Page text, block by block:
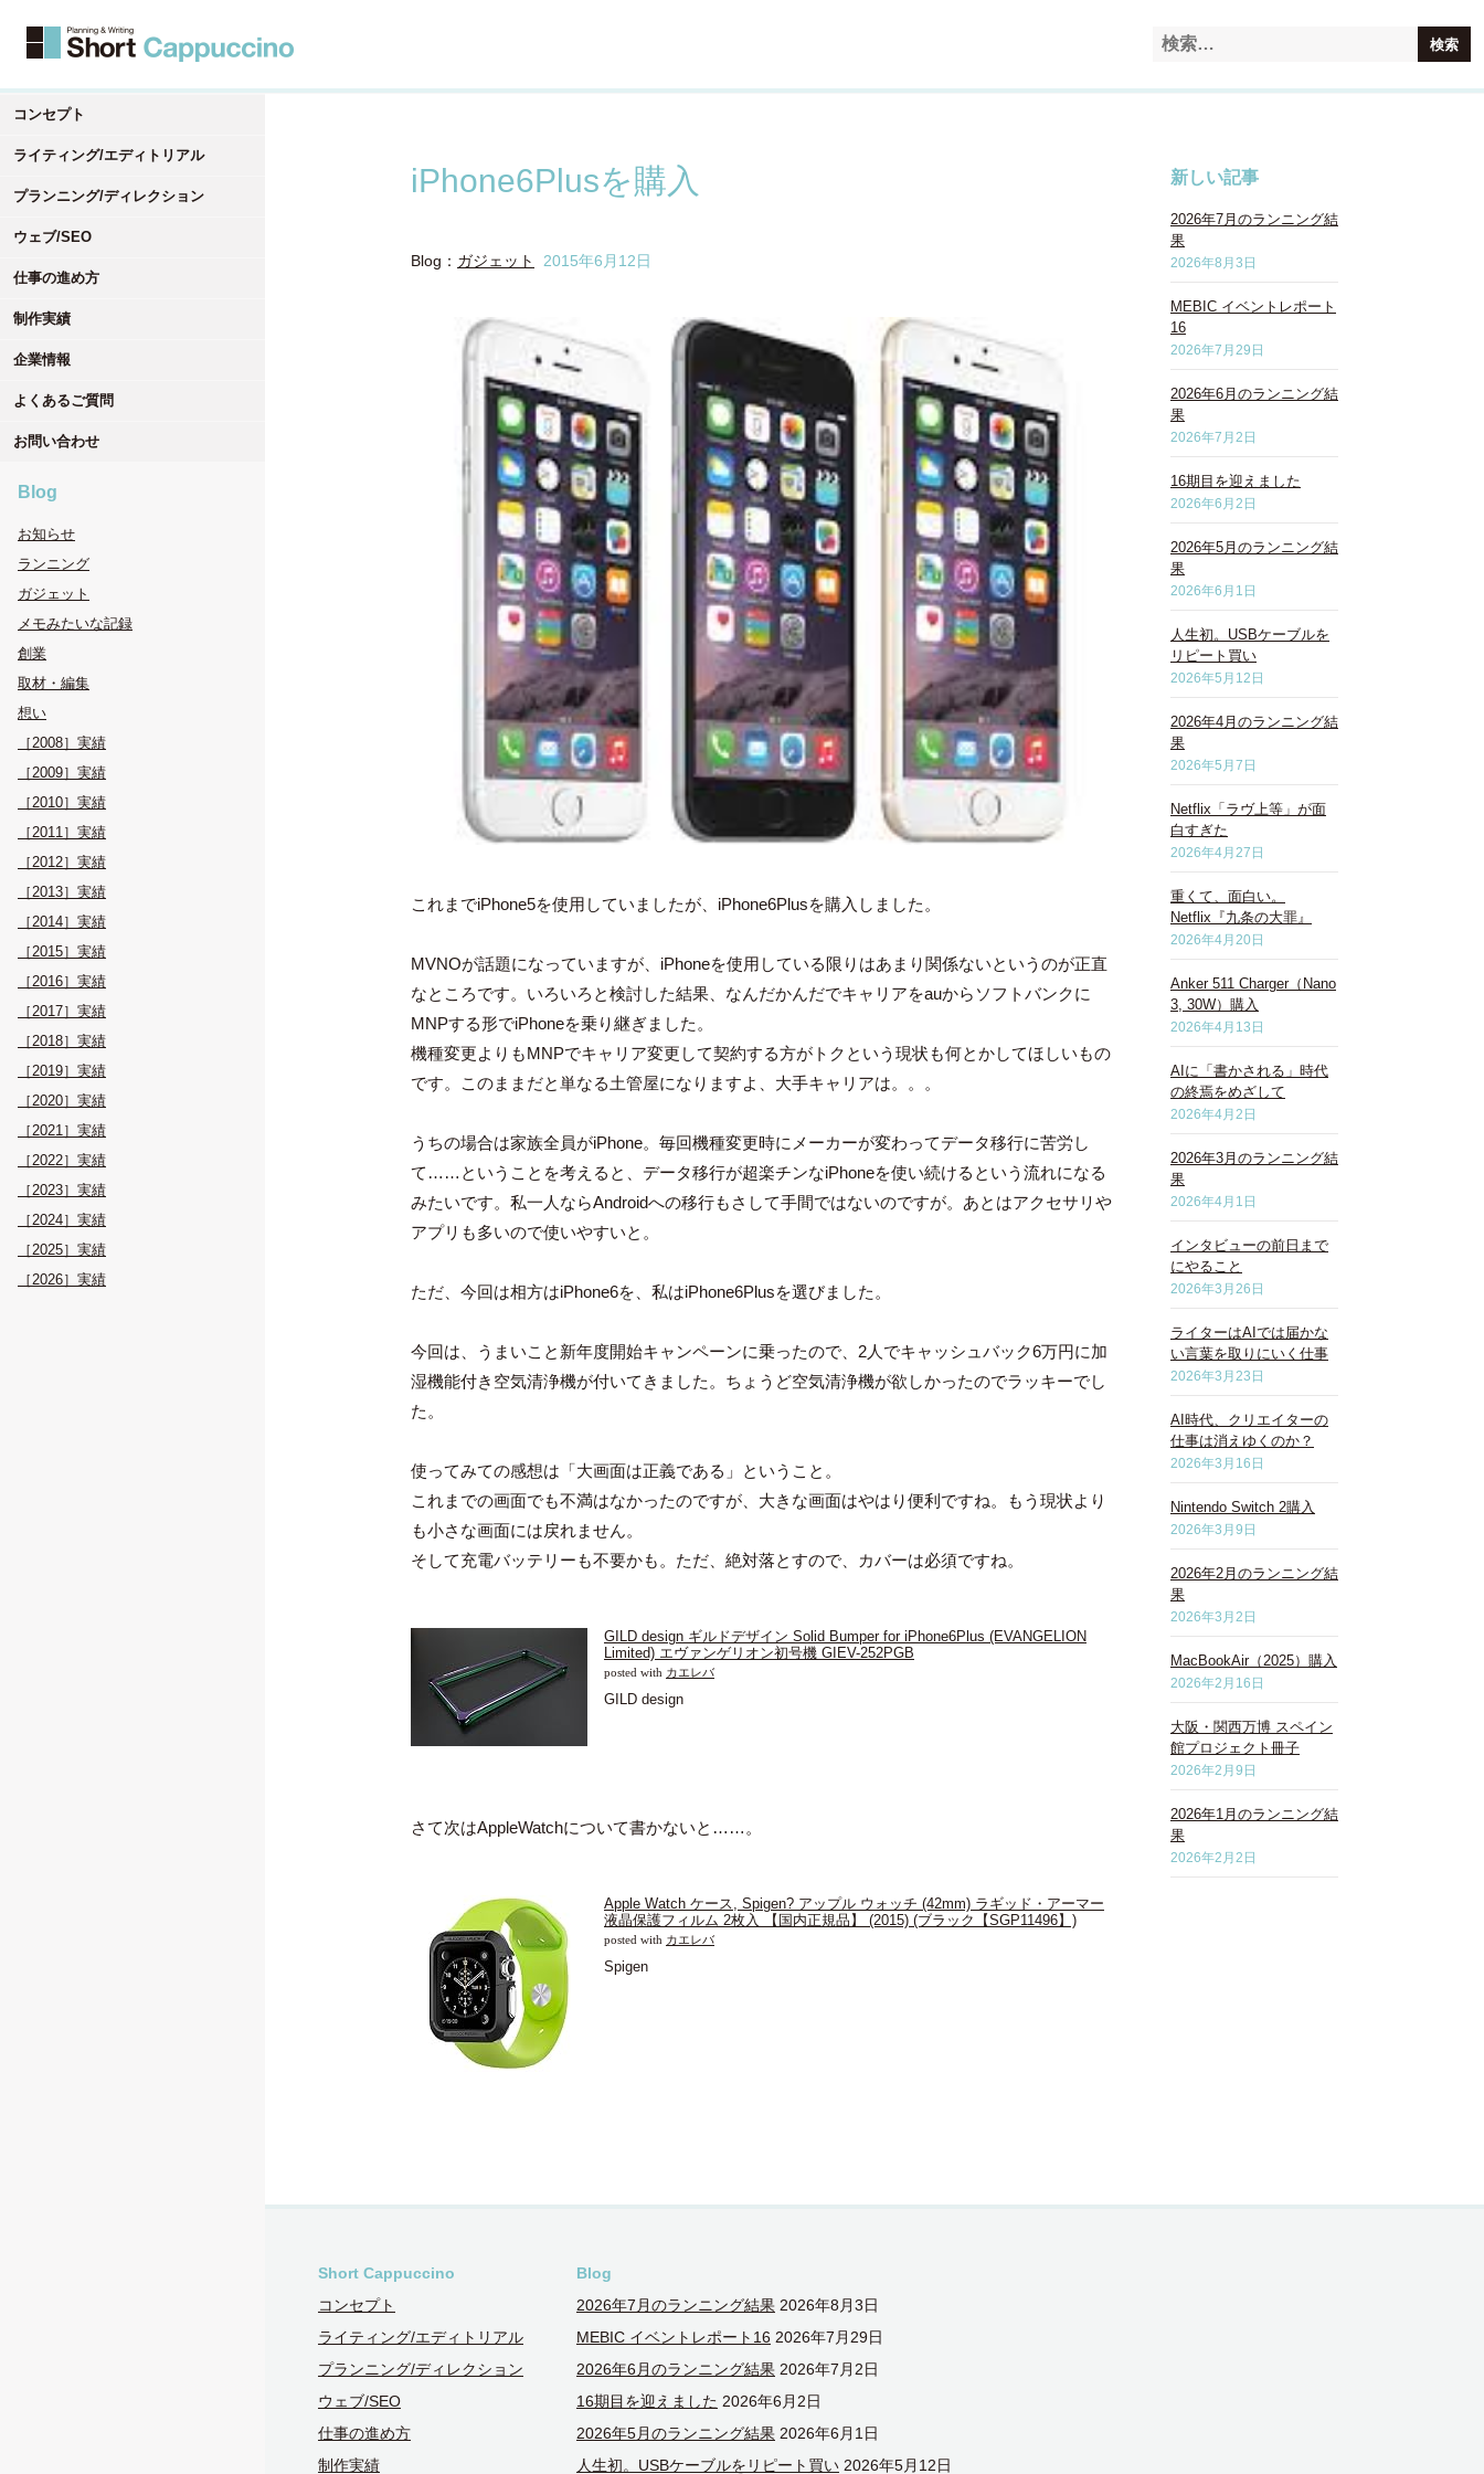
コンセプト
ライティング/エディトリアル
プランニング/ディレクション
ウェブ/SEO
仕事の進め方
制作実績
企業情報
よくあるご質問
お問い合わせ
Blog
お知らせ
ランニング
ガジェット
メモみたいな記録
創業
取材・編集
想い
［2008］実績
［2009］実績
［2010］実績
［2011］実績
［2012］実績
［2013］実績
［2014］実績
［2015］実績
［2016］実績
［2017］実績
［2018］実績
［2019］実績
［2020］実績
［2021］実績
［2022］実績
［2023］実績
［2024］実績
［2025］実績
［2026］実績
iPhone6Plusを購入
Blog： ガジェット 2015年6月12日
これまでiPhone5を使用していましたが、iPhone6Plusを購入しました。
MVNOが話題になっていますが、iPhoneを使用している限りはあまり関係ないというのが正直
なところです。いろいろと検討した結果、なんだかんだでキャリアをauからソフトバンクに
MNPする形でiPhoneを乗り継ぎました。
機種変更よりもMNPでキャリア変更して契約する方がトクという現状も何とかしてほしいもの
です。このままだと単なる土管屋になりますよ、大手キャリアは。。。
うちの場合は家族全員がiPhone。毎回機種変更時にメーカーが変わってデータ移行に苦労し
て……ということを考えると、データ移行が超楽チンなiPhoneを使い続けるという流れになる
みたいです。私一人ならAndroidへの移行もさして手間ではないのですが。あとはアクセサリや
アプリも多いので使いやすいと。
ただ、今回は相方はiPhone6を、私はiPhone6Plusを選びました。
今回は、うまいこと新年度開始キャンペーンに乗ったので、2人でキャッシュバック6万円に加
湿機能付き空気清浄機が付いてきました。ちょうど空気清浄機が欲しかったのでラッキーでし
た。
使ってみての感想は「大画面は正義である」ということ。
これまでの画面でも不満はなかったのですが、大きな画面はやはり便利ですね。もう現状より
も小さな画面には戻れません。
そして充電バッテリーも不要かも。ただ、絶対落とすので、カバーは必須ですね。
GILD design ギルドデザイン Solid Bumper for iPhone6Plus (EVANGELION
Limited) エヴァンゲリオン初号機 GIEV-252PGB
posted with カエレバ
GILD design
さて次はAppleWatchについて書かないと……。
Apple Watch ケース, Spigen? アップル ウォッチ (42mm) ラギッド・アーマー
液晶保護フィルム 2枚入 【国内正規品】 (2015) (ブラック【SGP11496】)
posted with カエレバ
Spigen
新しい記事
2026年7月のランニング結
果
2026年8月3日
MEBIC イベントレポート
16
2026年7月29日
2026年6月のランニング結
果
2026年7月2日
16期目を迎えました
2026年6月2日
2026年5月のランニング結
果
2026年6月1日
人生初。USBケーブルを
リピート買い
2026年5月12日
2026年4月のランニング結
果
2026年5月7日
Netflix「ラヴ上等」が面
白すぎた
2026年4月27日
重くて、面白い。
Netflix『九条の大罪』
2026年4月20日
Anker 511 Charger（Nano
3, 30W）購入
2026年4月13日
AIに「書かされる」時代
の終焉をめざして
2026年4月2日
2026年3月のランニング結
果
2026年4月1日
インタビューの前日まで
にやること
2026年3月26日
ライターはAIでは届かな
い言葉を取りにいく仕事
2026年3月23日
AI時代、クリエイターの
仕事は消えゆくのか？
2026年3月16日
Nintendo Switch 2購入
2026年3月9日
2026年2月のランニング結
果
2026年3月2日
MacBookAir（2025）購入
2026年2月16日
大阪・関西万博 スペイン
館プロジェクト冊子
2026年2月9日
2026年1月のランニング結
果
2026年2月2日
Short Cappuccino
コンセプト
ライティング/エディトリアル
プランニング/ディレクション
ウェブ/SEO
仕事の進め方
制作実績
Blog
2026年7月のランニング結果 2026年8月3日
MEBIC イベントレポート16 2026年7月29日
2026年6月のランニング結果 2026年7月2日
16期目を迎えました 2026年6月2日
2026年5月のランニング結果 2026年6月1日
人生初。USBケーブルをリピート買い 2026年5月12日